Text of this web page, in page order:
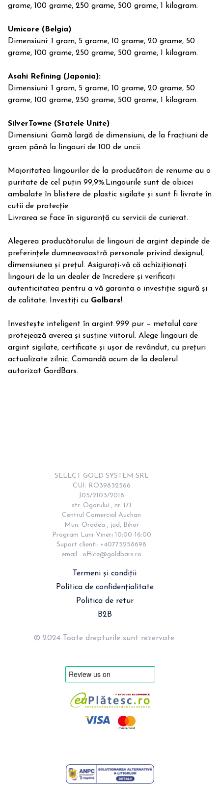
grame, 100 grame, 250 grame, 500 grame, 1 kilogram.
Umicore (Belgia)
Dimensiuni: 1 gram, 5 grame, 10 grame, 20 grame, 50
grame, 100 grame, 250 grame, 500 grame, 1 kilogram.
Asahi Refining (Japonia):
Dimensiuni: 1 gram, 5 grame, 10 grame, 20 grame, 50
grame, 100 grame, 250 grame, 500 grame, 1 kilogram.
SilverTowne (Statele Unite)
Dimensiuni: Gamă largă de dimensiuni, de la fracțiuni de
gram până la lingouri de 100 de uncii.
Majoritatea lingourilor de la producători de renume au o
puritate de cel puțin 99,9%.Lingourile sunt de obicei
ambalate în blistere de plastic sigilate și sunt fi livrate în
cutii de protecție.
Livrarea se face în siguranță cu servicii de curierat.
Alegerea producătorului de lingouri de argint depinde de
preferințele dumneavoastră personale privind designul,
dimensiunea și prețul. Asigurați-vă că achiziționați
lingouri de la un dealer de încredere și verificați
autenticitatea pentru a vă garanta o investiție sigură și
de calitate. Investiți cu Golbars!
Investește inteligent în argint 999 pur – metalul care
protejează averea și susține viitorul. Alege lingouri de
argint sigilate, certificate și ușor de revândut, cu prețuri
actualizate zilnic. Comandă acum de la dealerul
autorizat GordBars.
SELECT GOLD SYSTEM SRL
CUI: RO39832566
J05/2103/2018
str. Ogorului , nr. 171
Centrul Comercial Auchan
Mun. Oradea , jud, Bihor
Program Luni-Vineri 10:00-16:00
Suport clienti: +40775258698
email : office@goldbars.ro
Termeni și condiții
Politica de confidențialitate
Politica de retur
B2B
© 2024 Toate drepturile sunt rezervate.